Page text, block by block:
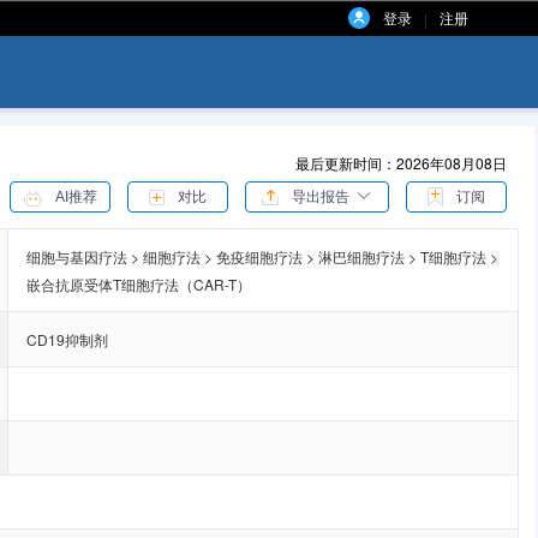
登录 | 注册
最后更新时间：2026年08月08日
AI推荐 对比 导出报告 订阅
细胞与基因疗法 > 细胞疗法 > 免疫细胞疗法 > 淋巴细胞疗法 > T细胞疗法 >
嵌合抗原受体T细胞疗法（CAR-T）
CD19抑制剂